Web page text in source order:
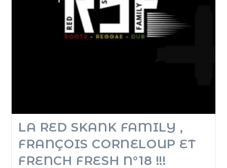
LA RED SKANK FAMILY ,
FRANÇOIS CORNELOUP ET
FRENCH FRESH N°18 !!!